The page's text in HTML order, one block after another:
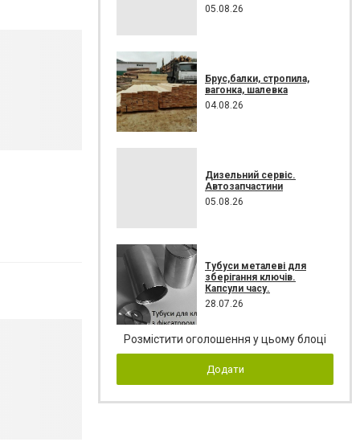
05.08.26
Брус,балки, стропила,
вагонка, шалевка
04.08.26
Дизельний сервіс.
Автозапчастини
05.08.26
Тубуси металеві для
зберігання ключів.
Капсули часу.
28.07.26
Розмістити оголошення у цьому блоці
Додати